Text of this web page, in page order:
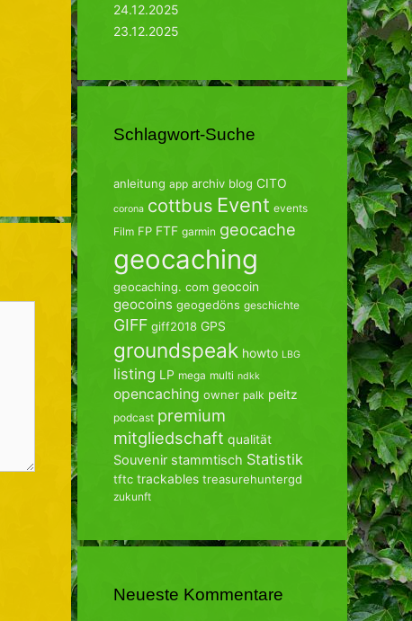
24.12.2025
23.12.2025
Schlagwort-Suche
anleitung app archiv blog CITO
corona cottbus Event events
Film FP FTF garmin geocache
geocaching
geocaching. com geocoin
geocoins geogedöns geschichte
GIFF giff2018 GPS
groundspeak howto LBG
listing LP mega multi ndkk
opencaching owner palk peitz
podcast premium
mitgliedschaft qualität
Souvenir stammtisch Statistik
tftc trackables treasurehuntergd
zukunft
Neueste Kommentare